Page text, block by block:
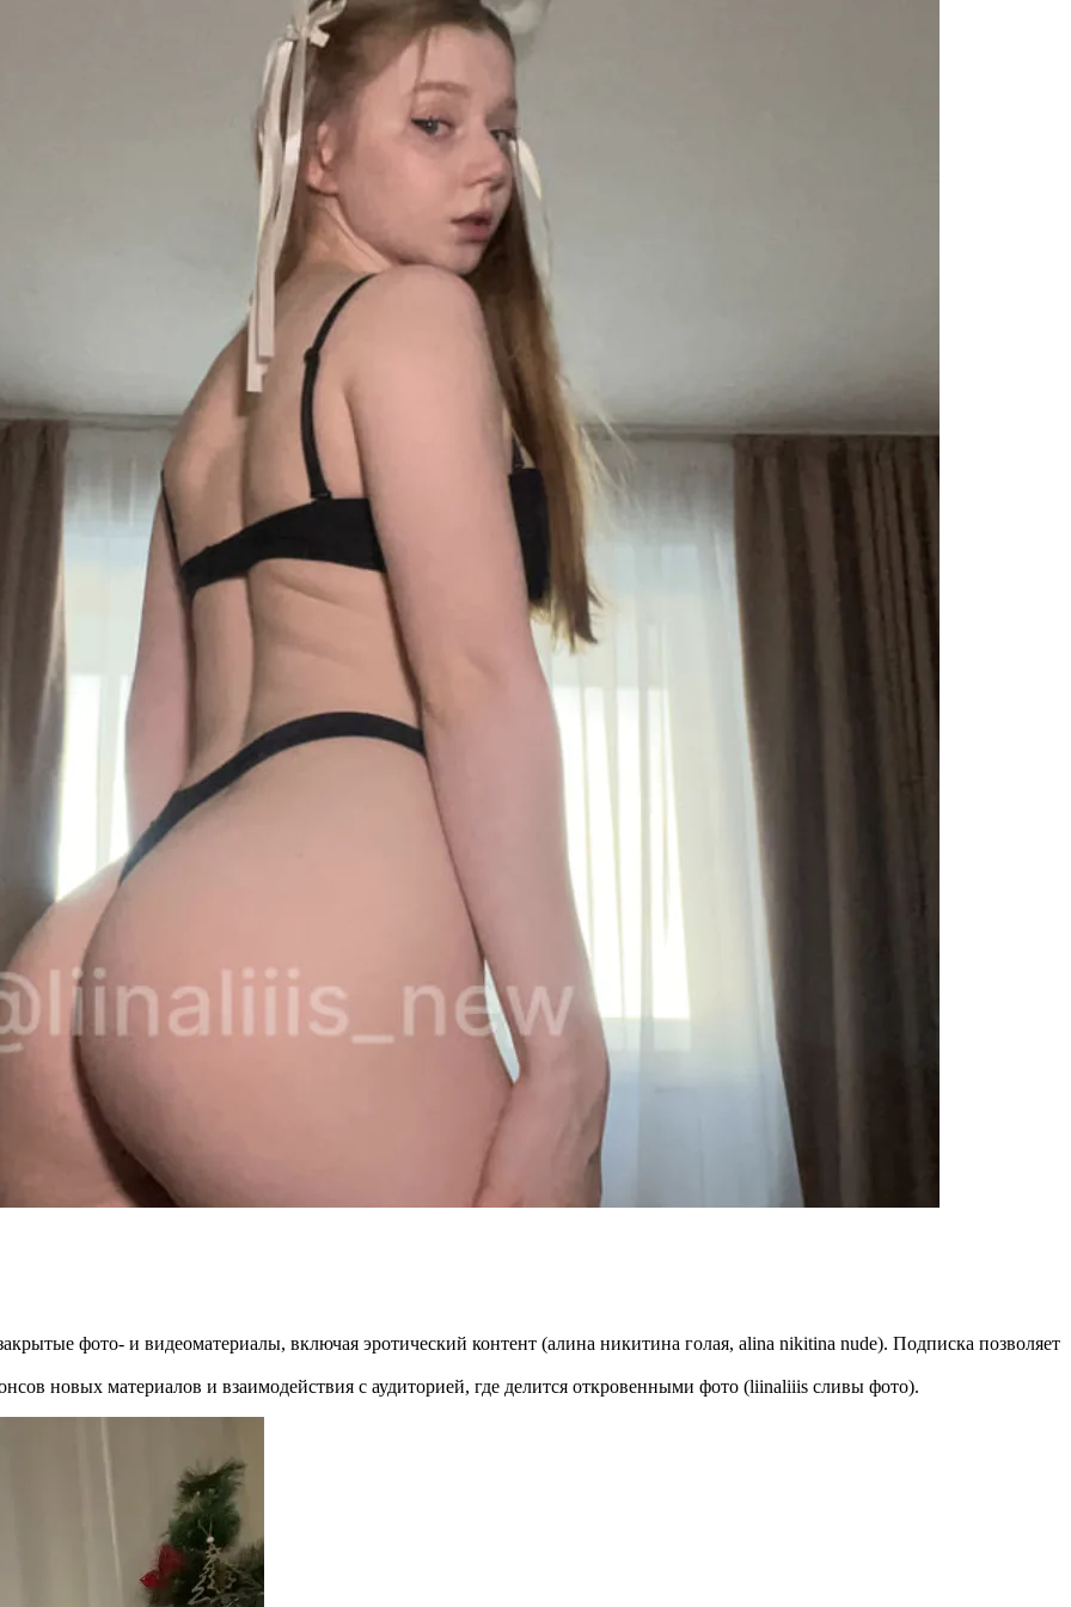
фото- и видеоматериалы, включая эротический контент (алина никитина голая, alina nikitina nude). Подписка позволяет
новых материалов и взаимодействия с аудиторией, где делится откровенными фото (liinaliiis сливы фото).